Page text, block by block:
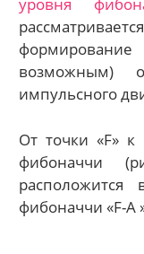
уровня
возможным)
импульсного
От точки «F» к
фибоначчи
фибоначчи «F-А